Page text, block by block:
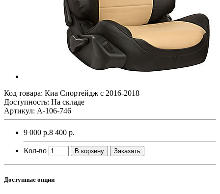
Код товара: Киа Спортейдж с 2016-2018
Доступность: На складе
Артикул: A-106-746
9 000 р.8 400 р.
Кол-во В корзину Заказать
Доступные опции